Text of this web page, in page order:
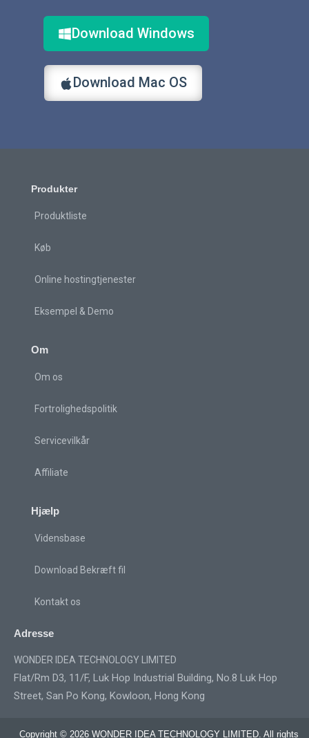
Download Windows
Download Mac OS
Produkter
Produktliste
Køb
Online hostingtjenester
Eksempel & Demo
Om
Om os
Fortrolighedspolitik
Servicevilkår
Affiliate
Hjælp
Vidensbase
Download Bekræft fil
Kontakt os
Adresse
WONDER IDEA TECHNOLOGY LIMITED
Flat/Rm D3, 11/F, Luk Hop Industrial Building, No.8 Luk Hop
Street, San Po Kong, Kowloon, Hong Kong
Copyright © 2026 WONDER IDEA TECHNOLOGY LIMITED. All rights